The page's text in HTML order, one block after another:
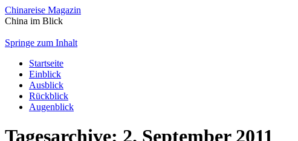
Chinareise Magazin
China im Blick
Springe zum Inhalt
Startseite
Einblick
Ausblick
Rückblick
Augenblick
Tagesarchive: 2. September 2011